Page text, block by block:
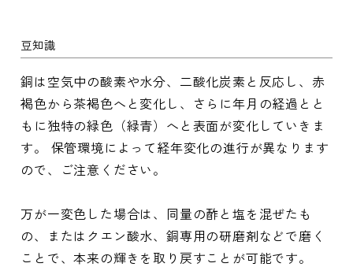
豆知識
銅は空気中の酸素や水分、二酸化炭素と反応し、赤
褐色から茶褐色へと変化し、さらに年月の経過とと
もに独特の緑色（緑青）へと表面が変化していきま
す。 保管環境によって経年変化の進行が異なります
ので、ご注意ください。
万が一変色した場合は、同量の酢と塩を混ぜたも
の、またはクエン酸水、銅専用の研磨剤などで磨く
ことで、本来の輝きを取り戻すことが可能です。